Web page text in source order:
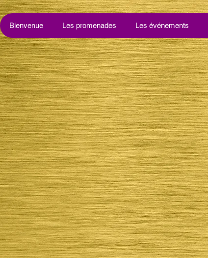
Bienvenue Les promenades Les événements